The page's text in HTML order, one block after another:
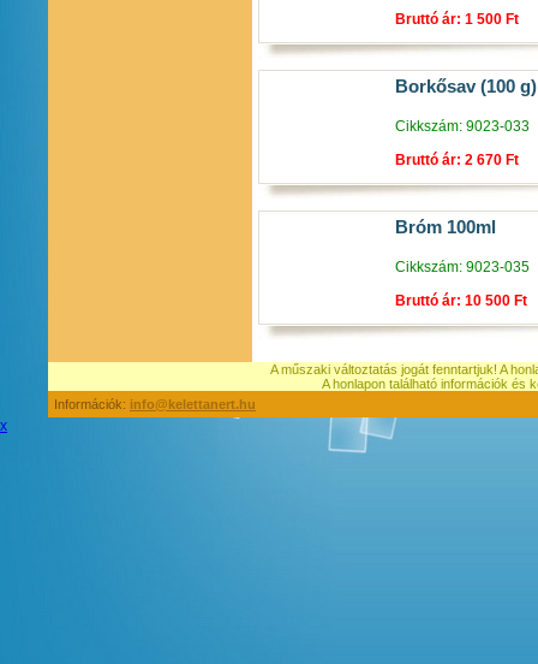
Bruttó ár: 1 500 Ft
Borkősav (100 g)
Cikkszám: 9023-033
Bruttó ár: 2 670 Ft
Bróm 100ml
Cikkszám: 9023-035
Bruttó ár: 10 500 Ft
A műszaki változtatás jogát fenntartjuk! A
A honlapon található információk és
Információk: info@kelettanert.hu
x